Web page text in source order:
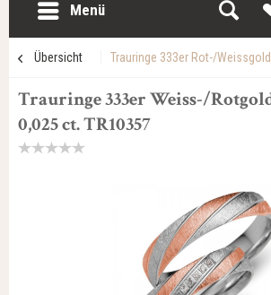
Menü
Übersicht Trauringe 333er Rot-/Weissgold
Trauringe 333er Weiss-/
0,025 ct. TR10357